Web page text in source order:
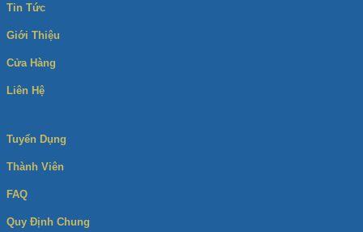
Tin Tức
Giới Thiệu
Cửa Hàng
Liên Hệ
Tuyển Dụng
Thành Viên
FAQ
Quy Định Chung